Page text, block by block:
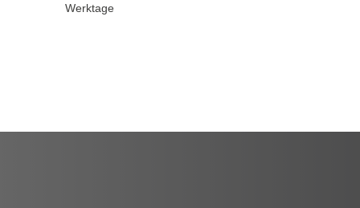
Werktage